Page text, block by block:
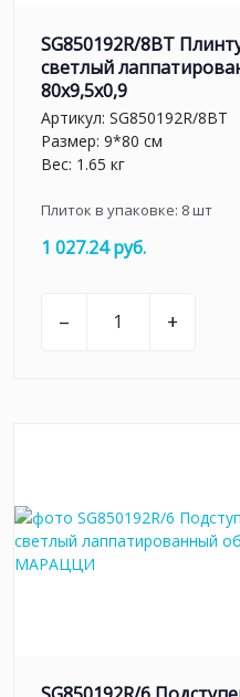
SG850192R/8BT
светлый
80x9,5x0,9
Артикул: SG850192R/8BT
Размер: 9*80 см
Вес: 1.65 кг
Плиток в упаковке: 8шт
1 027.24 руб.
– +